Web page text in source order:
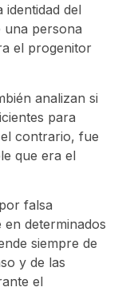
identidad del
una persona
el progenitor
analizan si
para
contrario, fue
que era el
falsa
en determinados
siempre de
y de las
el